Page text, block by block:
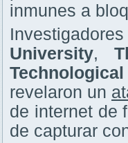
inmunes a
University,
revelaron un
de internet de
de capturar